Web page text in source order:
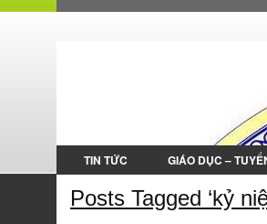
TIN TỨC GIÁO DỤC –
Posts Tagged ‘kỷ